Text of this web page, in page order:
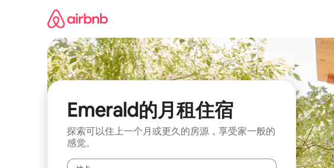
Emerald的月租住宿
探索可以住上一个月或更久的房源，享受家一般的
感觉。